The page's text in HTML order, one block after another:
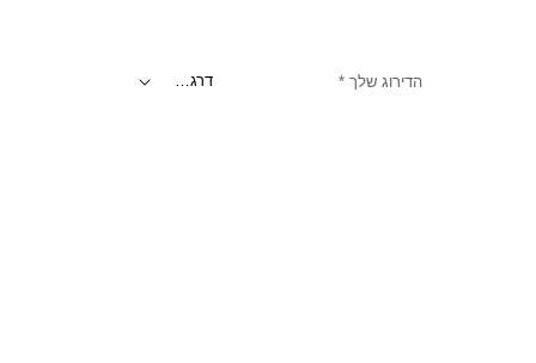
הדירוג שלך *